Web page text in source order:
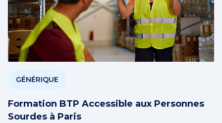
GÉNÉRIQUE
Formation BTP Accessible aux Personnes
Sourdes à Paris